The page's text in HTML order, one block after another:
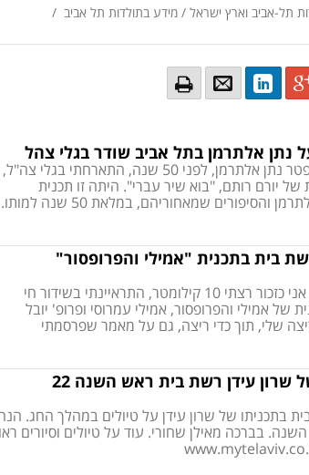
תל-אביב וארץ ישראל / מידע בתולדות תל אביב /
Google+
LinkedIn
Email
Email
נתן אלתרמן בתל אביב שודר בגלי צהל
בשבת ה-28.3.2020, בדיוק ביום בו נפטר נתן אלתרמן, לפני 50 שנה, התארחתי בגלי צה"ל,
יורם רותם, "בוא שיר עברי". היתה זו תכנית
מקסימה עם השירים היפים של נתן אלתרמן והסיפורים שמאחוריהם, במלאת 50 שנה למותו.
בית בתכנית "אמילי והפרופסור"
במהלך הריצה היום במרתון תל אביב, אני כזכור רצתי 10 קילומטר, התראיינתי בשידור חי
אמילי והפרופסור, אמילי עמרוסי ופרופ' יובל
שלי, תוך כדי ריצה, גם על מאמר שפרסמתי
ראיון עם אילן שחורי בתכנית של שרון עידן רשת בית ראש השנה 22
בתכניתו של שרון עידן על טיולים במהלך החג.
בברכה מאילן שחורי. עוד על טיולים וסיורים ראו